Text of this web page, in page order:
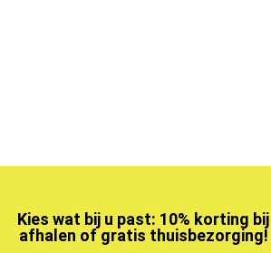
Kies wat bij u past: 10% korting bij
afhalen of gratis thuisbezorging!